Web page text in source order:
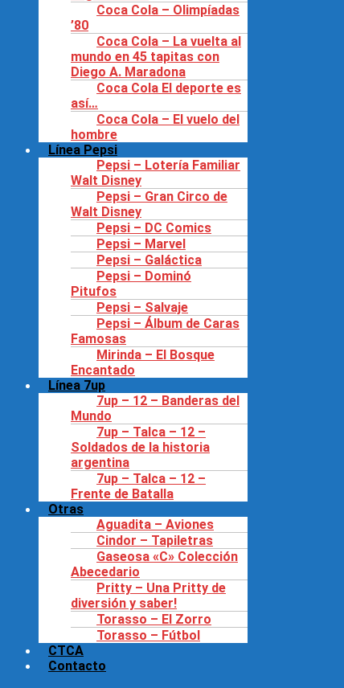
Coca Cola – Olimpíadas
’80
Coca Cola – La vuelta al
mundo en 45 tapitas con
Diego A. Maradona
Coca Cola El deporte es
así…
Coca Cola – El vuelo del
hombre
Línea Pepsi
Pepsi – Lotería Familiar
Walt Disney
Pepsi – Gran Circo de
Walt Disney
Pepsi – DC Comics
Pepsi – Marvel
Pepsi – Galáctica
Pepsi – Dominó
Pitufos
Pepsi – Salvaje
Pepsi – Álbum de Caras
Famosas
Mirinda – El Bosque
Encantado
Línea 7up
7up – 12 – Banderas del
Mundo
7up – Talca – 12 –
Soldados de la historia
argentina
7up – Talca – 12 –
Frente de Batalla
Otras
Aguadita – Aviones
Cindor – Tapiletras
Gaseosa «C» Colección
Abecedario
Pritty – Una Pritty de
diversión y saber!
Torasso – El Zorro
Torasso – Fútbol
CTCA
Contacto